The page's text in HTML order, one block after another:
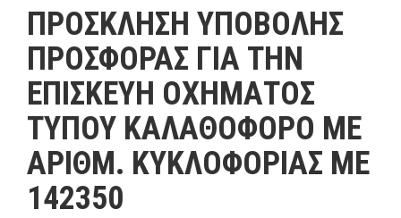
ΠΡΟΣΚΛΗΣΗ ΥΠΟΒΟΛΗΣ
ΠΡΟΣΦΟΡΑΣ ΓΙΑ ΤΗΝ
ΕΠΙΣΚΕΥΗ ΟΧΗΜΑΤΟΣ
ΤΥΠΟΥ ΚΑΛΑΘΟΦΟΡΟ ΜΕ
ΑΡΙΘΜ. ΚΥΚΛΟΦΟΡΙΑΣ ΜΕ
142350